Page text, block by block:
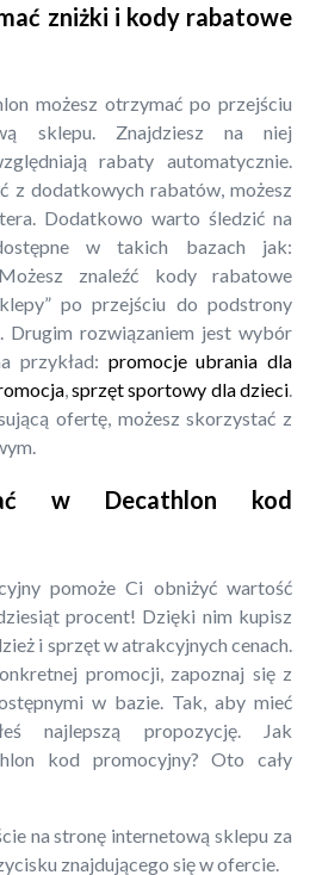
zniżki i kody rabatowe
możesz otrzymać po przejściu
sklepu. Znajdziesz na niej
rabaty automatycznie.
z dodatkowych rabatów, możesz
Dodatkowo warto śledzić na
w takich bazach jak:
znaleźć kody rabatowe
po przejściu do podstrony
Drugim rozwiązaniem jest wybór
przykład: promocje ubrania dla
,sprzęt sportowy dla dzieci.
ofertę, możesz skorzystać z
w Decathlon kod
pomoże Ci obniżyć wartość
procent! Dzięki nim kupisz
i sprzęt w atrakcyjnych cenach.
promocji, zapoznaj się z
w bazie. Tak, aby mieć
najlepszą propozycję. Jak
kod promocyjny? Oto cały
na stronę internetową sklepu za
znajdującego się w ofercie.